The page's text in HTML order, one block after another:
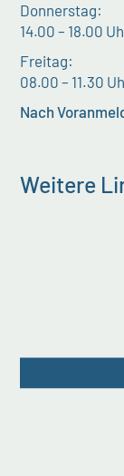
Donnerstag:
14.00 – 18.00
Freitag:
08.00 – 11.30
Nach
Weitere